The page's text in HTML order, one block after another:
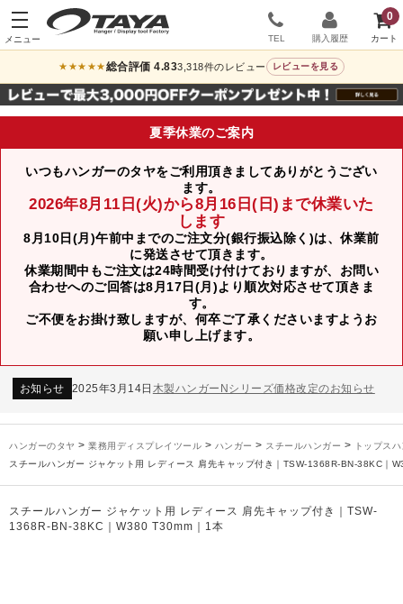
0
TEL 購入履歴
★★★★★総合評価 4.833,318件のレビュー レビューを見る
夏季休業のご案内
いつもハンガーのタヤをご利用頂きましてありがとうござい
ます。
2026年8月11日(火)から8月16日(日)まで休業いた
します
8月10日(月)午前中までのご注文分(銀行振込除く)は、休業前
に発送させて頂きます。
休業期間中もご注文は24時間受け付けておりますが、お問い
合わせへのご回答は8月17日(月)より順次対応させて頂きま
す。
ご不便をお掛け致しますが、何卒ご了承くださいますようお
願い申し上げます。
お知らせ 2024年12月12日年末年始休業のお知らせ
2026年3月7日
お知らせ 2025年7月16日
プラスチック製ハンガー、及び木製ハンガーKシリーズ 価格改定のお知らせ
お知らせ
2025年3月14日 木製ハンガーNシリーズ価格改定のお知らせ
お知らせ
2026年3月7日
スチール製ハンガー、およびディスプレイスタンド価格改定のお知らせ
お知らせ 2025年7月16日
プラスチック製ハンガー、及び木製ハンガーKシリーズ 価格改定のお知らせ
お知らせ
2025年3月14日
木製ハンガーNシリーズ価格改定のお知らせ
未分類 2024年12月19日
ハンガーのタヤ > 業務用ディスプレイツール > ハンガー > スチールハンガー >
トップス
スチールハンガー ジャケット用 レディース 肩先キャップ付き｜TSW-1368R-BN-38KC｜
スチールハンガー ジャケット用 レディース 肩先キャップ付き｜TSW-
1368R-BN-38KC｜W380 T30mm｜1本